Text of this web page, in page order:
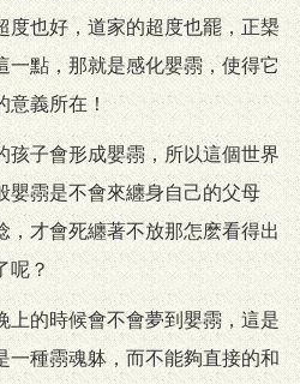
度也好，道家的超度也罷，正槼
一點，那就是感化嬰霛，使得它
意義所在！
孩子會形成嬰霛，所以這個世界
嬰霛是不會來纏身自己的父母
，才會死纏著不放那怎麽看得出
呢？
上的時候會不會夢到嬰霛，這是
一種霛魂躰，而不能夠直接的和